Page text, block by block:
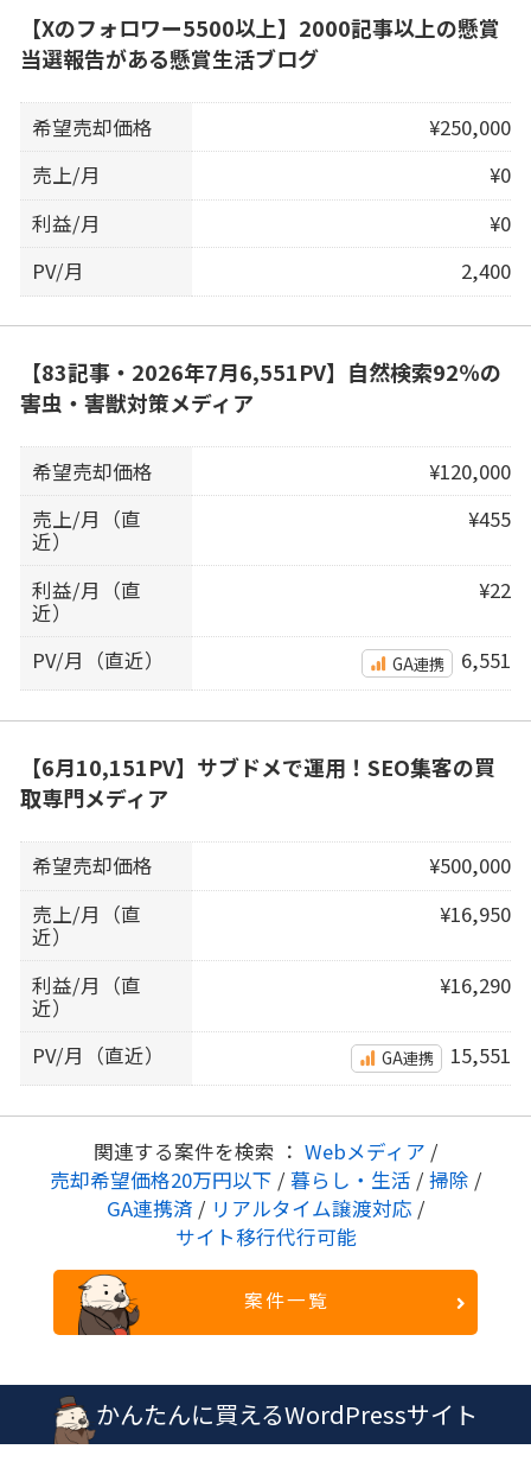
【Xのフォロワー5500以上】2000記事以上の懸賞
当選報告がある懸賞生活ブログ
希望売却価格
¥250,000
売上/月
¥0
利益/月
¥0
PV/月
2,400
【83記事・2026年7月6,551PV】自然検索92％の
害虫・害獣対策メディア
希望売却価格
¥120,000
売上/月（直
近）
¥455
利益/月（直
近）
¥22
PV/月（直近） GA連携 6,551
【6月10,151PV】サブドメで運用！SEO集客の買
取専門メディア
希望売却価格
¥500,000
売上/月（直
近）
¥16,950
利益/月（直
近）
¥16,290
PV/月（直近） GA連携 15,551
関連する案件を検索 ： Webメディア /
売却希望価格20万円以下 / 暮らし・生活 / 掃除 /
GA連携済 / リアルタイム譲渡対応 /
サイト移行代行可能
案件一覧
かんたんに買えるWordPressサイト